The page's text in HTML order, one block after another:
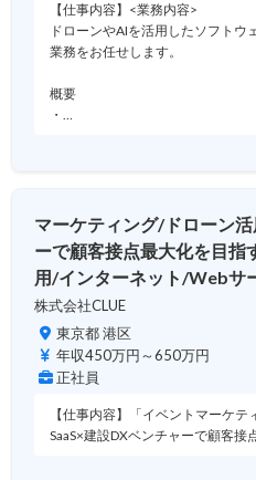
【仕事内容】<業務内容>
ドローンやAIを活用したソフトウ
業務をお任せします。
概要
・…
マーケティング/ドローン
ーで顧客接点最大化を目指
用/インターネット/Webサ
株式会社CLUE
東京都 港区
年収450万円～650万円
正社員
【仕事内容】「イベントマーケ
SaaS×建設DXベンチャーで顧客